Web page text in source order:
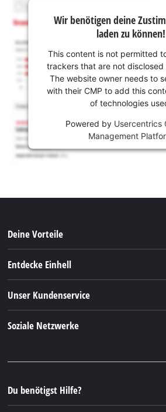
Wir benötigen deine
laden zu können!
This content is not permitted
trackers that are not disclosed
The website owner needs to
with their CMP to add this
of technologies
Powered by Usercentrics
Management
Deine Vorteile
Entdecke Einhell
Einhell Germany AG
Unser Kundenservice
Soziale Netzwerke
Instagram
TikTok
Du benötigst Hilfe?